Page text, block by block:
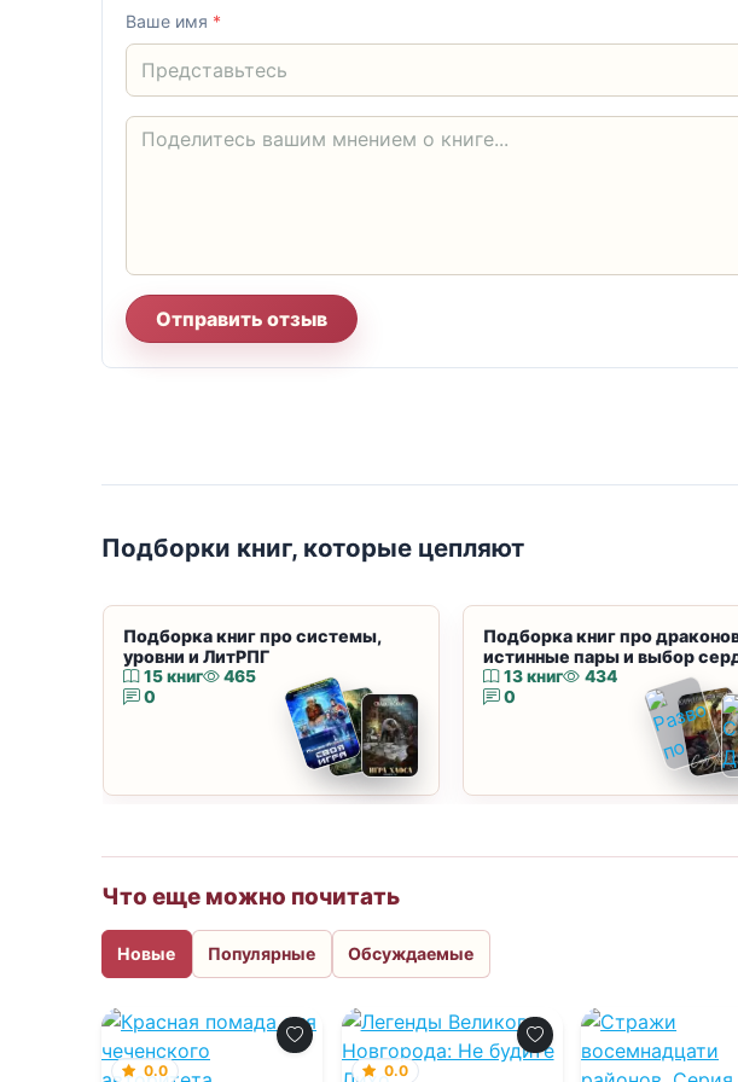
Ваше имя *
Отправить отзыв
Подборки книг, которые цепляют
Подборка книг про системы,
уровни и ЛитРПГ
15 книг
465
0
Подборка книг про
истинные пары и выбор
13 книг
434
0
Что еще можно почитать
Новые Популярные Обсуждаемые
0.0 0.0